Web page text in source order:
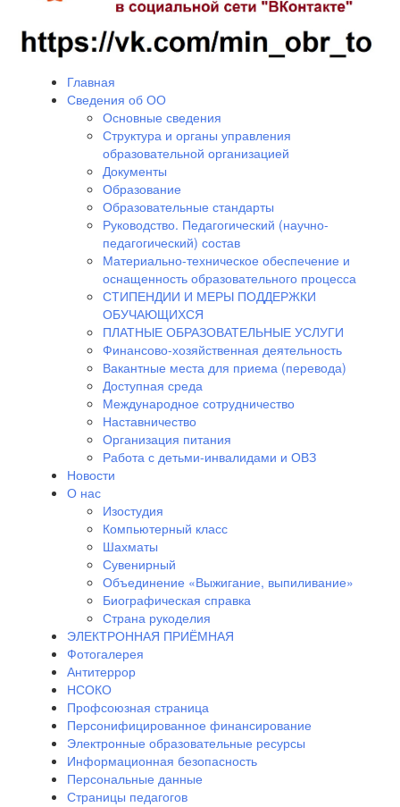
Главная
Сведения об ОО
Основные сведения
Структура и органы управления
образовательной организацией
Документы
Образование
Образовательные стандарты
Руководство. Педагогический (научно-
педагогический) состав
Материально-техническое обеспечение и
оснащенность образовательного процесса
СТИПЕНДИИ И МЕРЫ ПОДДЕРЖКИ
ОБУЧАЮЩИХСЯ
ПЛАТНЫЕ ОБРАЗОВАТЕЛЬНЫЕ УСЛУГИ
Финансово-хозяйственная деятельность
Вакантные места для приема (перевода)
Доступная среда
Международное сотрудничество
Наставничество
Организация питания
Работа с детьми-инвалидами и ОВЗ
Новости
О нас
Изостудия
Компьютерный класс
Шахматы
Сувенирный
Объединение «Выжигание, выпиливание»
Биографическая справка
Страна рукоделия
ЭЛЕКТРОННАЯ ПРИЁМНАЯ
Фотогалерея
Антитеррор
НСОКО
Профсоюзная страница
Персонифицированное финансирование
Электронные образовательные ресурсы
Информационная безопасность
Персональные данные
Страницы педагогов